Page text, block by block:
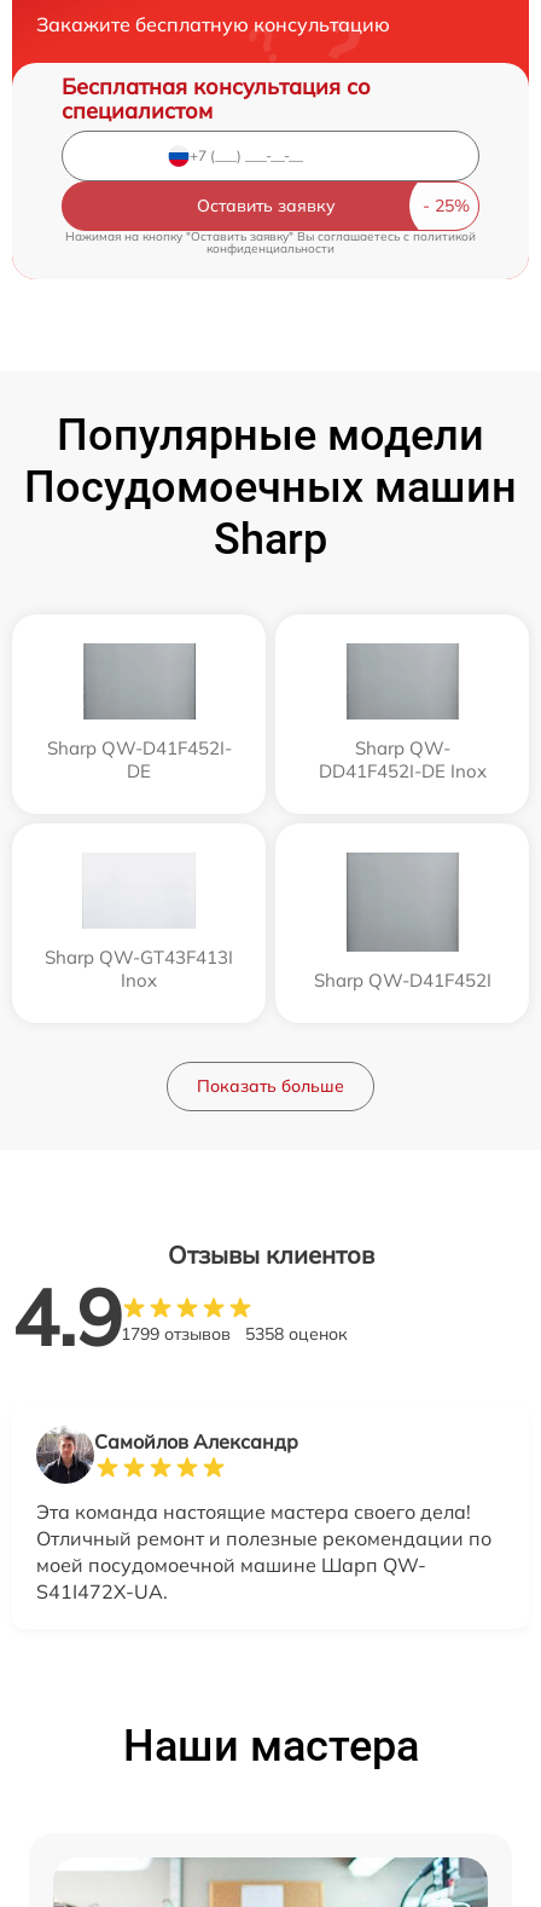
Закажите бесплатную консультацию
Бесплатная консультация со
специалистом
Оставить заявку
Нажимая на кнопку "Оставить заявку" Вы соглашаетесь cполитикой
конфиденциальности
Популярные модели
Посудомоечных машин
Sharp
Sharp QW-D41F452I-
DE
Sharp QW-
DD41F452I-DE Inox
Sharp QW-GT43F413I
Inox
Sharp QW-D41F452I
Показать больше
Отзывы клиентов
4.91799 отзывов 5358 оценок
Самойлов Александр
Эта команда настоящие мастера своего дела!
Отличный ремонт и полезные рекомендации по
моей посудомоечной машине Шарп QW-
S41I472X-UA.
Наши мастера